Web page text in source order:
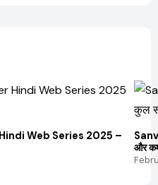
Web Series 2025 –
और